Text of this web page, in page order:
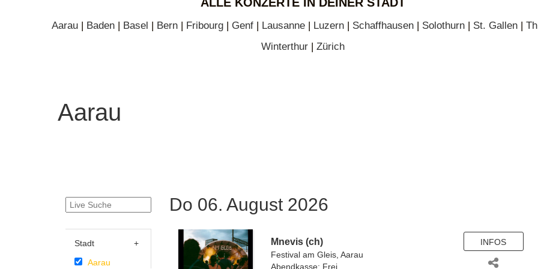
Aarau | Baden | Basel | Bern | Fribourg | Genf | Lausanne | Luzern | Schaffhausen | Solothurn | St. Gallen |
Winterthur| Zürich
Aarau
Stadt
+
Aarau
Do 06. August 2026
Mnevis (ch)
Festival am Gleis, Aarau
Abendkasse: Frei
INFOS